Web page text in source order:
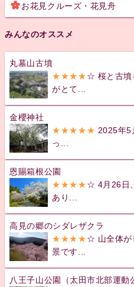
お花見クルーズ・花見舟
みんなのオススメ
丸墓山古墳
★★★★☆ 桜と古墳
がとて...
金櫻神社
★★★★★ 2025年5
っ...
恩賜箱根公園
★★★★☆ 4月26日
あり...
高見の郷のシダレザクラ
★★★★☆ 山全体が
景です...
八王子山公園（太田市北部運動